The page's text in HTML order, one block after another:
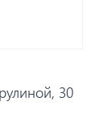
30